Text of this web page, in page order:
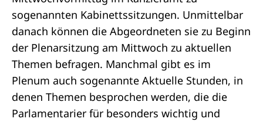
sogenannten Kabinettssitzungen. Unmittelbar
danach können die Abgeordneten sie zu Beginn
der Plenarsitzung am Mittwoch zu aktuellen
Themen befragen. Manchmal gibt es im
Plenum auch sogenannte Aktuelle Stunden, in
denen Themen besprochen werden, die die
Parlamentarier für besonders wichtig und